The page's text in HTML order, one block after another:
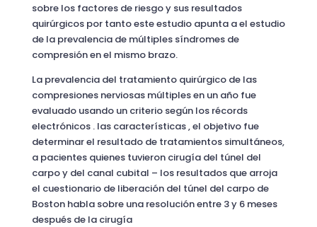
sobre los factores de riesgo y sus resultados
quirúrgicos por tanto este estudio apunta a el estudio
de la prevalencia de múltiples síndromes de
compresión en el mismo brazo.
La prevalencia del tratamiento quirúrgico de las
compresiones nerviosas múltiples en un año fue
evaluado usando un criterio según los récords
electrónicos . las características , el objetivo fue
determinar el resultado de tratamientos simultáneos,
a pacientes quienes tuvieron cirugía del túnel del
carpo y del canal cubital – los resultados que arroja
el cuestionario de liberación del túnel del carpo de
Boston habla sobre una resolución entre 3 y 6 meses
después de la cirugía